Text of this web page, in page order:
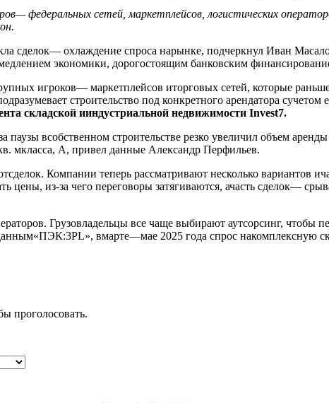
федеральных сетей, маркетплейсов, логистических
сделок— охлаждение спроса нарынке, подчеркнул Иван
экономики, дорогостоящим банковским
игроков— маркетплейсов иторговых сетей, которые
строительство под конкретного арендатора
складской ииндустриальной недвижимости Invest7.
паузы всобственном строительстве резко увеличил объем
мкласса, А, привел данные Александр Перфильев.
Компании теперь рассматривают несколько вариантов
цены, из-за чего переговоры затягиваются, ачасть сделок—
Грузовладельцы все чаще выбирают аутсорсинг, чтобы
вмарте—мае 2025 года спрос накомплексную
проголосовать.